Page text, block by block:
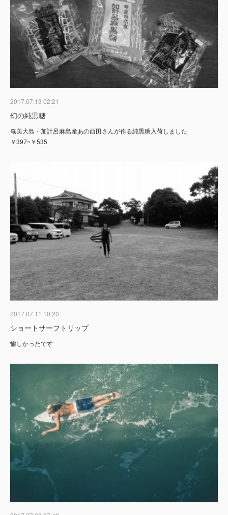
2017.07.13 02:21
幻の純黒糖
奄美大島・加計呂麻島産あの西田さんが作る純黒糖入荷しました
￥397~￥535
2017.07.11 10:20
ショートサーフトリップ
愉しかったです